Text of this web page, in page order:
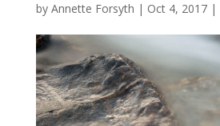
by Annette Forsyth | Oct 4, 2017|